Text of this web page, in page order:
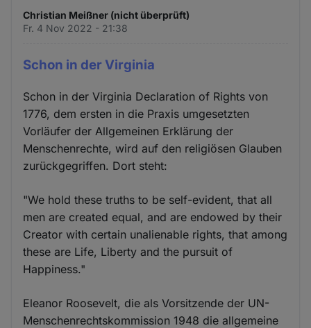
Christian Meißner (nicht überprüft)
Fr. 4 Nov 2022 - 21:38
Schon in der Virginia
Schon in der Virginia Declaration of Rights von
1776, dem ersten in die Praxis umgesetzten
Vorläufer der Allgemeinen Erklärung der
Menschenrechte, wird auf den religiösen Glauben
zurückgegriffen. Dort steht:
"We hold these truths to be self-evident, that all
men are created equal, and are endowed by their
Creator with certain unalienable rights, that among
these are Life, Liberty and the pursuit of
Happiness."
Eleanor Roosevelt, die als Vorsitzende der UN-
Menschenrechtskommission 1948 die allgemeine